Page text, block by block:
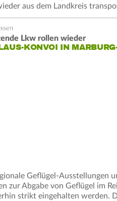
aus dem Landkreis
Lkw rollen wieder
KONVOI IN
Geflügel-Ausstellungen
zur Abgabe von Geflügel im
strikt eingehalten werden.